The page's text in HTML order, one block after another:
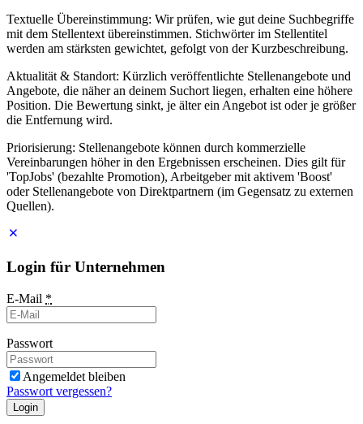
Textuelle Übereinstimmung: Wir prüfen, wie gut deine Suchbegriffe
mit dem Stellentext übereinstimmen. Stichwörter im Stellentitel
werden am stärksten gewichtet, gefolgt von der Kurzbeschreibung.
Aktualität & Standort: Kürzlich veröffentlichte Stellenangebote und
Angebote, die näher an deinem Suchort liegen, erhalten eine höhere
Position. Die Bewertung sinkt, je älter ein Angebot ist oder je größer
die Entfernung wird.
Priorisierung: Stellenangebote können durch kommerzielle
Vereinbarungen höher in den Ergebnissen erscheinen. Dies gilt für
'TopJobs' (bezahlte Promotion), Arbeitgeber mit aktivem 'Boost'
oder Stellenangebote von Direktpartnern (im Gegensatz zu externen
Quellen).
Login für Unternehmen
E-Mail *
Passwort
Angemeldet bleiben
Passwort vergessen?
Login